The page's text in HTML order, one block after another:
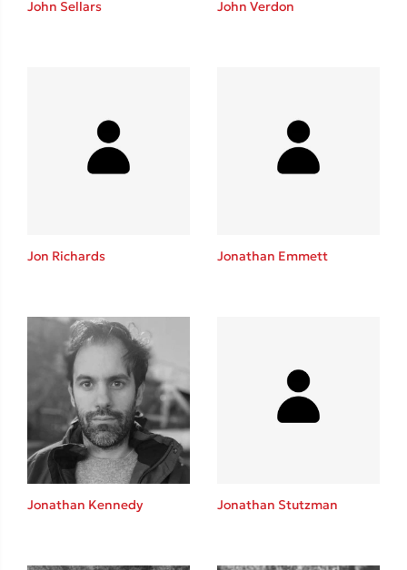
Στέφανος Ξενάκης
Το λεξικό της ζωής σου
John Sellars John Verdon
Jon Richards Jonathan Emmett
Jonathan Kennedy Jonathan Stutzman